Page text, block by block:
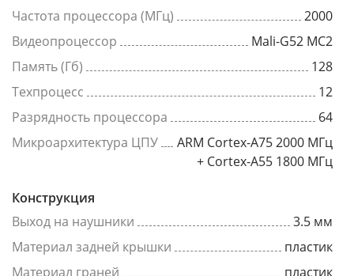
Частота процессора (МГц)
2000
Видеопроцессор
Mali-G52 MC2
Память (Гб)
128
Техпроцесс
12
Разрядность процессора
64
Микроархитектура ЦПУ
ARM Cortex-A75 2000 МГц
+ Cortex-A55 1800 МГц
Конструкция
Выход на наушники
3.5 мм
Материал задней крышки
пластик
Материал граней
пластик